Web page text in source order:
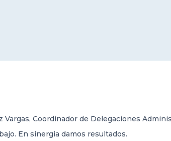
Coordinador de Delegaciones
En sinergia damos resultados.